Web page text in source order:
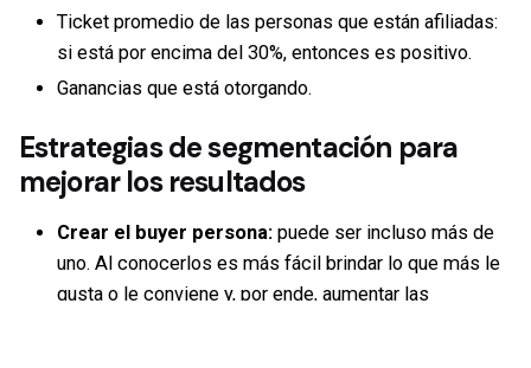
Ticket promedio de las personas que están afiliadas:
si está por encima del 30%, entonces es positivo.
Ganancias que está otorgando.
Estrategias de segmentación para
mejorar los resultados
Crear el buyer persona: puede ser incluso más de
uno. Al conocerlos es más fácil brindar lo que más le
gusta o le conviene y, por ende, aumentar las